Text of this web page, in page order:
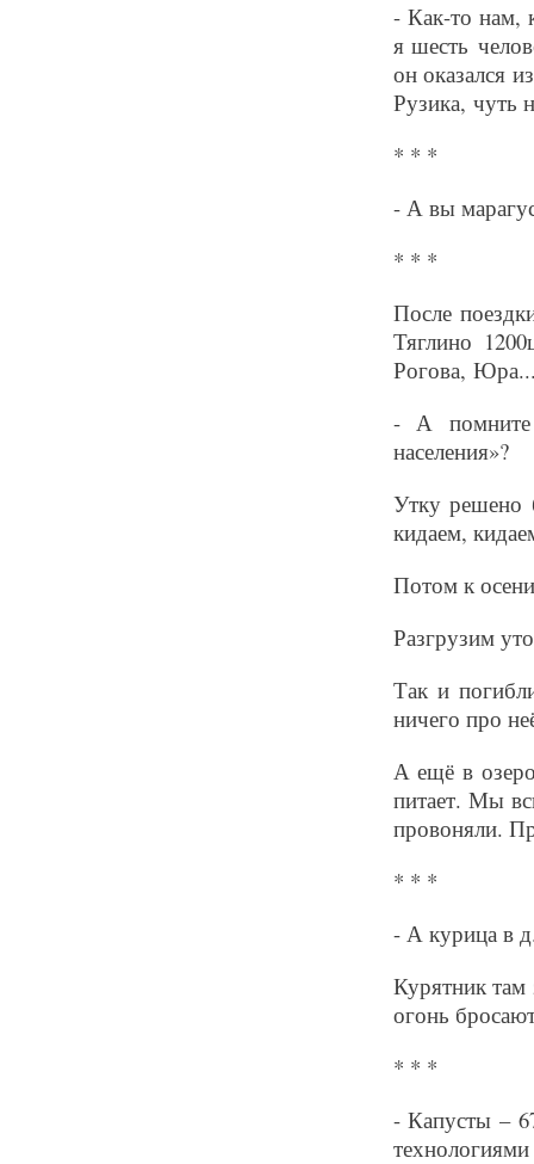
- Как-то нам,
я шесть
он оказался
Рузика, чуть
* * *
- А вы
* * *
После
Тяглино
Рогова,
- А
населения»?
Утку решено
кидаем,
Потом к
Разгрузим
Так и
ничего про
А ещё в
питает. Мы
провоняли.
* * *
- А курица в
Курятник
огонь
* * *
- Капусты –